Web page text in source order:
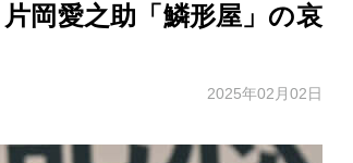
岡愛之助「鱗形屋」の哀
2025年02月02日